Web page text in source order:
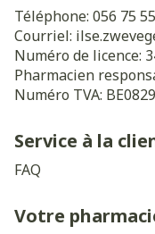
Téléphone: 056 75
Courriel:
Numéro de licence:
Pharmacien
Numéro TVA:
Service à la
FAQ
Votre